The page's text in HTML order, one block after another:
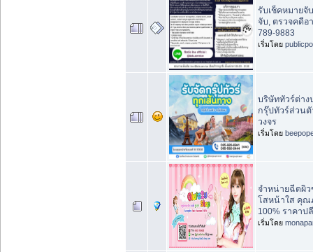
รับเช็คหมายจั
จับ, ตรวจคดีอ
789-9883
เริ่มโดย
บริษัททัวร์ต่าง
กรุ๊ปทัวร์ส่วน
วงจร
เริ่มโดย
จำหน่ายฉีดผิ
โสหน้าใส คุณ
100% ราคาป
เริ่มโดย